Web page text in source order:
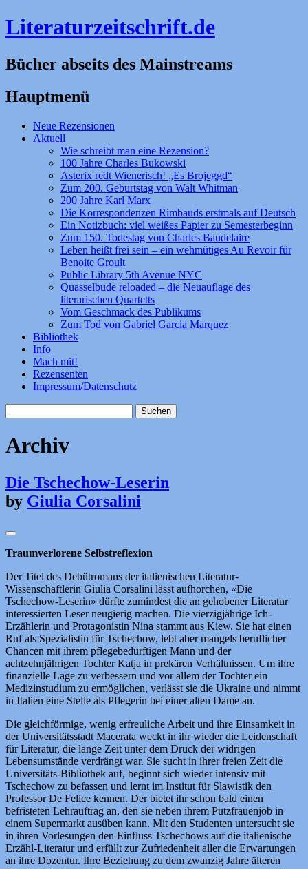
Literaturzeitschrift.de
Bücher abseits des Mainstreams
Hauptmenü
Zum
Inhalt
Neue Rezensionen
Aktuell
Wie schreibt man eine Rezension?
100 Jahre Charles Bukowski
Asterix redt Wienerisch! „Es Brojeggd“
Zum 200. Geburtstag von Walt Whitman
200 Jahre Karl Marx
Die Korrespondenzen Rimbauds erstmals auf Deutsch
Ein Notizbuch: viel weißes Papier zu Semesterbeginn
Zum 150. Todestag von Charles Baudelaire
Leben heißt frei sein – ein wehmütiges Au Revoir für
Benoite Groult
Public Library 5th Avenue NYC
Quasselbude reloaded – die Neuauflage des
literarischen Quartetts
Vom Geschmack des Publikums
Zum Tod von Gabriel Garcia Marquez
Bibliothek
Info
Mach mit!
Rezensenten
Impressum/Datenschutz
nach:
Archiv
Die Tschechow-Leserin
by Giulia Corsalini
Traumverlorene Selbstreflexion
Der Titel des Debütromans der italienischen Literatur-
Wissenschaftlerin Giulia Corsalini lässt aufhorchen, «Die
Tschechow-Leserin» dürfte zumindest die an gehobener Literatur
interessierten Leser neugierig machen. Die vierzigjährige Ich-
Erzählerin und Protagonistin Nina stammt aus Kiew. Sie hat einen
Ruf als Spezialistin für Tschechow, lebt aber mangels beruflicher
Chancen mit ihrem pflegebedürftigen Mann und der
achtzehnjährigen Tochter Katja in prekären Verhältnissen. Um ihre
finanzielle Lage zu verbessern und vor allem der Tochter ein
Medizinstudium zu ermöglichen, verlässt sie die Ukraine und nimmt
in Italien eine Stelle als Pflegerin bei einer alten Dame an.
Die gleichförmige, wenig erfreuliche Arbeit und ihre Einsamkeit in
der Universitätsstadt Macerata weckt in ihr wieder die Leidenschaft
für Literatur, die lange Zeit unter dem Druck der widrigen
Lebensumstände verdrängt war. Sie sucht in ihrer freien Zeit die
Universitäts-Bibliothek auf, beginnt sich wieder intensiv mit
Tschechow zu befassen und lernt im Institut für Slawistik den
Professor De Felice kennen. Der bietet ihr schon bald einen
befristeten Lehrauftrag an, den sie neben ihrem Putzfrauenjob in
einem Supermarkt ausüben kann. Mit den Studenten untersucht sie
in ihren Vorlesungen den Einfluss Tschechows auf die italienische
Erzähl-Literatur und erfüllt zur Zufriedenheit aller die Erwartungen
an ihre Dozentur. Ihre Beziehung zu dem zwanzig Jahre älteren